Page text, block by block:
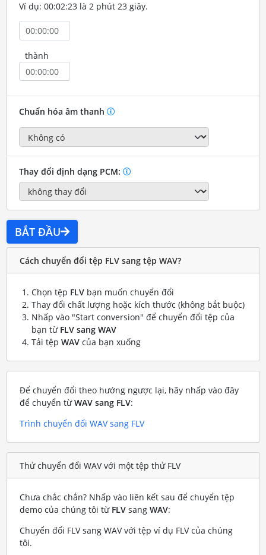
Ví dụ: 00:02:23 là 2 phút 23 giây.
thành
Chuẩn hóa âm thanh
Thay đổi định dạng PCM:
BẮT ĐẦU
Cách chuyển đổi tệp FLV sang tệp WAV?
Chọn tệp FLVbạn muốn chuyển đổi
Thay đổi chất lượng hoặc kích thước (không bắt buộc)
Nhấp vào "Start conversion" để chuyển đổi tệp của
bạn từ FLV sang WAV
Tải tệp WAVcủa bạn xuống
Để chuyển đổi theo hướng ngược lại, hãy nhấp vào đây
để chuyển từWAV sang FLV:
Trình chuyển đổi WAV sang FLV
Thử chuyển đổi WAV với một tệp thử FLV
Chưa chắc chắn? Nhấp vào liên kết sau để chuyển tệp
demo của chúng tôi từ FLVsang WAV:
Chuyển đổi FLV sang WAV với tệp ví dụ FLV của chúng
tôi.